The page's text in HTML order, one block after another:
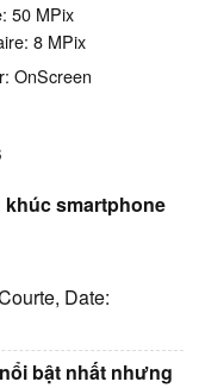
50 MPix
8 MPix
OnScreen
khúc smartphone
Date:
bật nhất nhưng